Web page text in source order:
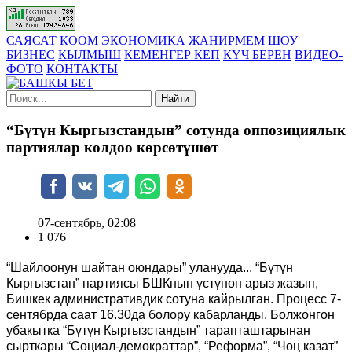
САЯСАТ КООМ ЭКОНОМИКА ЖАНИРМЕМ ШОУ
БИЗНЕС КЫЛМЫШ КЕМЕНГЕР КЕП КҮЧ БЕРЕН ВИДЕО-
ФОТО КОНТАКТЫ
Найти
“Бүтүн Кыргызстандын” сотунда оппозициялык
партиялар колдоо көрсөтүшөт
07-сентябрь, 02:08
1 076
“Шайлоонун шайтан оюндары” уланууда... “Бүтүн
Кыргызстан” партиясы БШКнын үстүнөн арыз жазып,
Бишкек административдик сотуна кайрылган. Процесс 7-
сентябрда саат 16.30да болору кабарланды. Болжонгон
убакытка “Бүтүн Кыргызстандын” тарапташтарынан
сырткары “Социал-демократтар”, “Реформа”, “Чоң казат”